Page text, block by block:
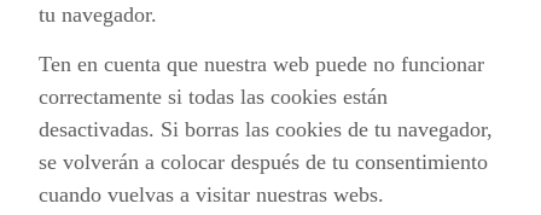
tu navegador.
Ten en cuenta que nuestra web puede no funcionar
correctamente si todas las cookies están
desactivadas. Si borras las cookies de tu navegador,
se volverán a colocar después de tu consentimiento
cuando vuelvas a visitar nuestras webs.